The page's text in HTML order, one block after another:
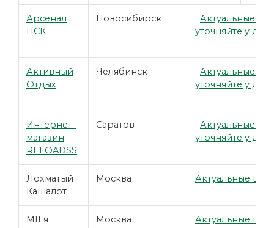
Арсенал
НСК
Новосибирск
Актуальные
уточняйте у
Активный
Отдых
Челябинск
Актуальные
уточняйте у
Интернет-
магазин
RELOADSS
Саратов
Актуальные
уточняйте у
Лохматый
Кашалот
Москва Актуальные
MILя Москва Актуальные